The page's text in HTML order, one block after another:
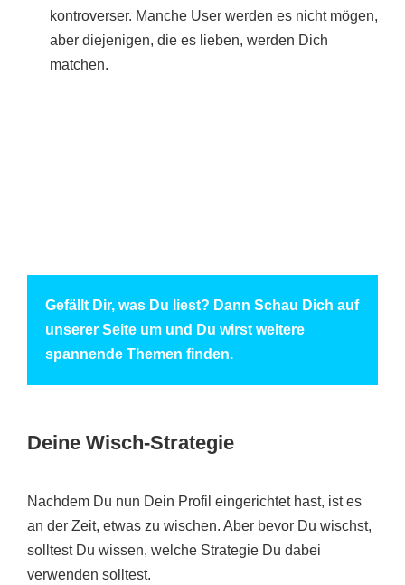
kontroverser. Manche User werden es nicht mögen,
aber diejenigen, die es lieben, werden Dich
matchen.
Gefällt Dir, was Du liest? Dann Schau Dich auf
unserer Seite um und Du wirst weitere
spannende Themen finden.
Deine Wisch-Strategie
Nachdem Du nun Dein Profil eingerichtet hast, ist es
an der Zeit, etwas zu wischen. Aber bevor Du wischst,
solltest Du wissen, welche Strategie Du dabei
verwenden solltest.